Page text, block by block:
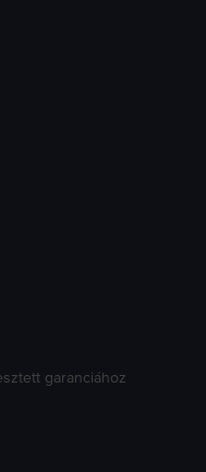
garanciához